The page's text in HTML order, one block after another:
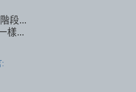
段...
樣...